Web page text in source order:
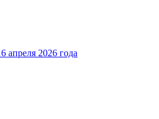
апреля 2026 года